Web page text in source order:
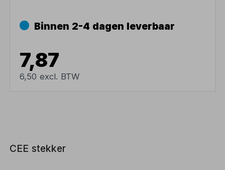
Binnen 2-4 dagen leverbaar
7,87
6,50 excl. BTW
CEE stekker